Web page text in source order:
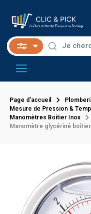
Page d'accueil
Mesure de Pression &
Manomètres Boitier Inox
Manomètre glycériné